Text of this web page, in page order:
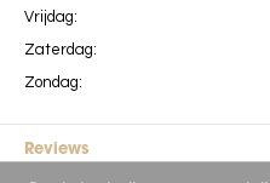
Vrijdag:
Zaterdag:
Zondag:
Reviews